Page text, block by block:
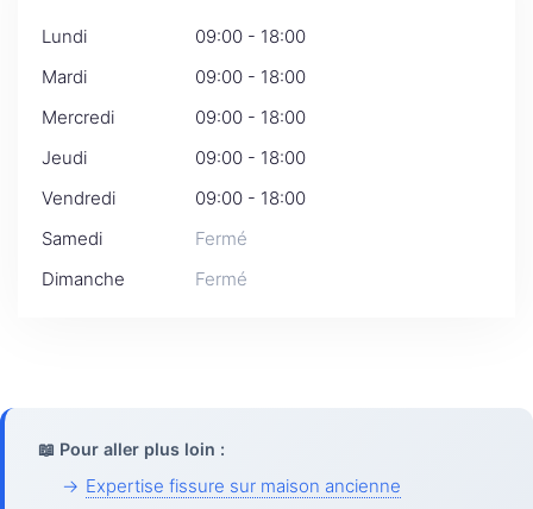
Lundi
09:00 - 18:00
Mardi
09:00 - 18:00
Mercredi
09:00 - 18:00
Jeudi
09:00 - 18:00
Vendredi
09:00 - 18:00
Samedi
Fermé
Dimanche
Fermé
📖 Pour aller plus loin :
→ Expertise fissure sur maison ancienne